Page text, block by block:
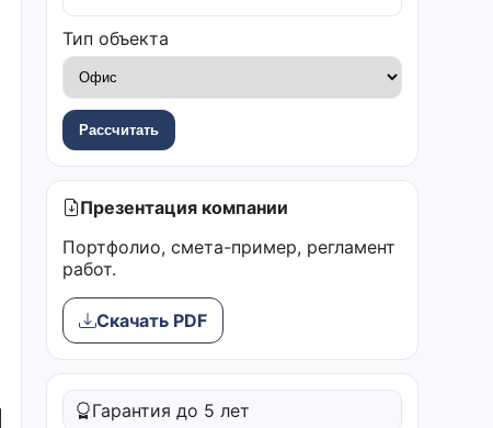
Тип объекта
Рассчитать
Презентация компании
Портфолио, смета-пример, регламент
работ.
Скачать PDF
Гарантия до 5 лет